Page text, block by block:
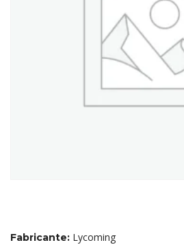
Fabricante: Lycoming